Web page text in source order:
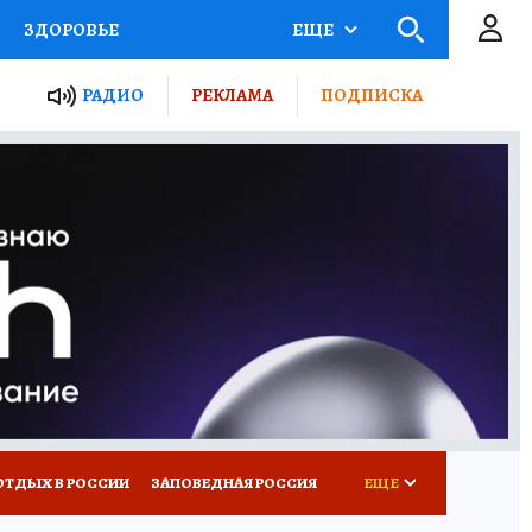
ЗДОРОВЬЕ
ПРОЕКТЫ РОССИИ
ПУТЕВОДИТЕЛЬ
ПОТРЕБИТЕЛЯ
ЕЩЕ
РАДИО РЕКЛАМА ПОДПИСКА
В РОССИИ ЗАПОВЕДНАЯ РОССИЯ ЕЩЕ